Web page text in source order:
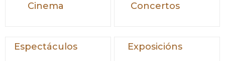
Cinema Concertos
Espectáculos Exposicións